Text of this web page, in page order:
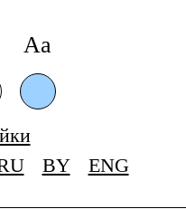
Аа
BY ENG